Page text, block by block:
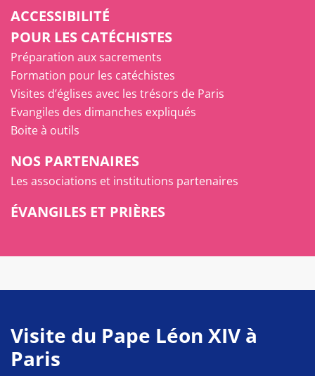
ACCESSIBILITÉ
POUR LES CATÉCHISTES
Préparation aux sacrements
Formation pour les catéchistes
Visites d’églises avec les trésors de Paris
Evangiles des dimanches expliqués
Boite à outils
NOS PARTENAIRES
Les associations et institutions partenaires
ÉVANGILES ET PRIÈRES
Visite du Pape Léon XIV à
Paris